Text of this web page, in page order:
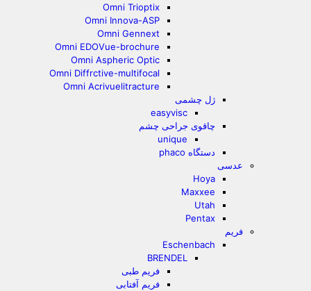
Omni Trioptix
Omni Innova-ASP
Omni Gennext
Omni EDOVue-brochure
Omni Aspheric Optic
Omni Diffrctive-multifocal
Omni Acrivuelitracture
ژل چشمی
easyvisc
چاقوی جراحی چشم
unique
دستگاه phaco
عدسی
Hoya
Maxxee
Utah
Pentax
فریم
Eschenbach
BRENDEL
فریم طبی
فریم آفتابی